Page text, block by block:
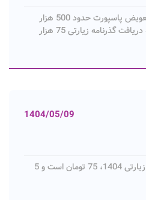
باسلام، هزینه تعویض پاسپورت حدود 500 هزار
تومان است. با این حال هزینه دریافت گذرنامه زیارتی 75 هزار
1404/05/09
هزینه پاسپورت زیارتی 1404، 75 تومان است و 5